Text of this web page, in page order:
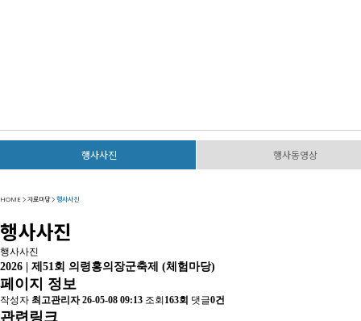
행사사진 행사동영상
HOME > 자료마당 > 행사사진
행사사진
행사사진
2026 | 제51회 의령홍의장군축제 (체험마당)
페이지 정보
작성자 최고관리자 26-05-08 09:13 조회 163회 댓글0건
관련링크